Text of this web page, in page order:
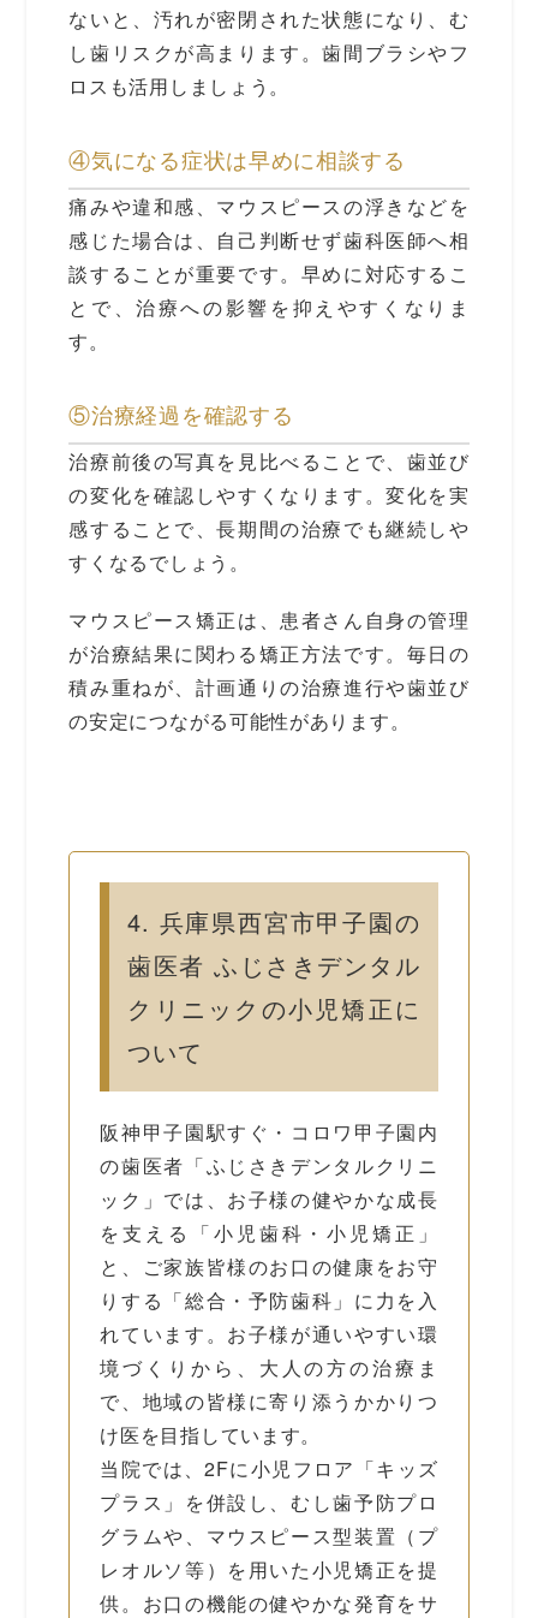
ないと、汚れが密閉された状態になり、む
し歯リスクが高まります。歯間ブラシやフ
ロスも活用しましょう。
④気になる症状は早めに相談する
痛みや違和感、マウスピースの浮きなどを
感じた場合は、自己判断せず歯科医師へ相
談することが重要です。早めに対応するこ
とで、治療への影響を抑えやすくなりま
す。
⑤治療経過を確認する
治療前後の写真を見比べることで、歯並び
の変化を確認しやすくなります。変化を実
感することで、長期間の治療でも継続しや
すくなるでしょう。
マウスピース矯正は、患者さん自身の管理
が治療結果に関わる矯正方法です。毎日の
積み重ねが、計画通りの治療進行や歯並び
の安定につながる可能性があります。
4. 兵庫県西宮市甲子園の
歯医者 ふじさきデンタル
クリニックの小児矯正に
ついて
阪神甲子園駅すぐ・コロワ甲子園内
の歯医者「ふじさきデンタルクリニ
ック」では、お子様の健やかな成長
を支える「小児歯科・小児矯正」
と、ご家族皆様のお口の健康をお守
りする「総合・予防歯科」に力を入
れています。お子様が通いやすい環
境づくりから、大人の方の治療ま
で、地域の皆様に寄り添うかかりつ
け医を目指しています。
当院では、2Fに小児フロア「キッズ
プラス」を併設し、むし歯予防プロ
グラムや、マウスピース型装置（プ
レオルソ等）を用いた小児矯正を提
供。お口の機能の健やかな発育をサ